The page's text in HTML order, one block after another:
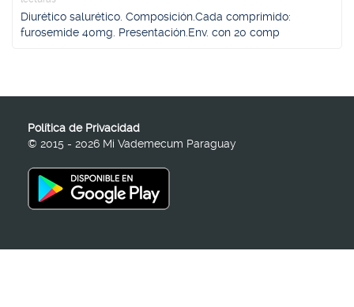
Diurético salurético. Composición.Cada comprimido:
furosemide 40mg. Presentación.Env. con 20 comp
Política de Privacidad
© 2015 - 2026 Mi Vademecum Paraguay